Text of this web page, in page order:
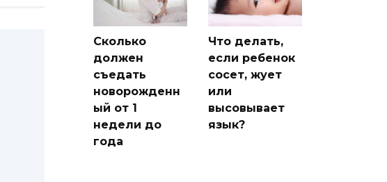
Сколько
должен
съедать
новорожденн
ый от 1
недели до
года
Что делать,
если ребенок
сосет, жует
или
высовывает
язык?